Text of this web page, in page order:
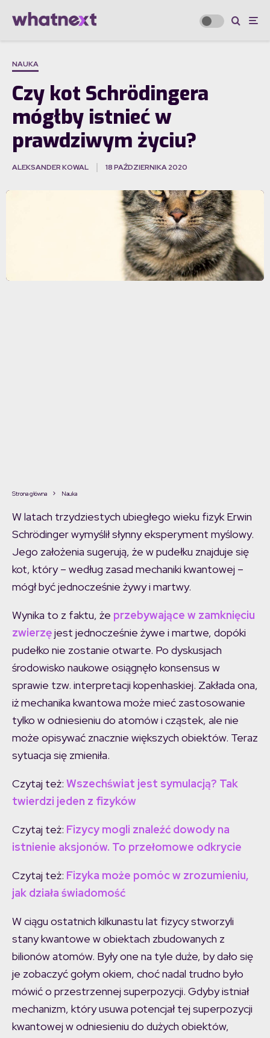
NAUKA
Czy kot Schrödingera
mógłby istnieć w
prawdziwym życiu?
ALEKSANDER KOWAL 18 PAŹDZIERNIKA 2020
Strona główna Nauka
W latach trzydziestych ubiegłego wieku fizyk Erwin
Schrödinger wymyślił słynny eksperyment myślowy.
Jego założenia sugerują, że w pudełku znajduje się
kot, który – według zasad mechaniki kwantowej –
mógł być jednocześnie żywy i martwy.
Wynika to z faktu, że przebywające w zamknięciu
zwierzęjest jednocześnie żywe i martwe, dopóki
pudełko nie zostanie otwarte. Po dyskusjach
środowisko naukowe osiągnęło konsensus w
sprawie tzw. interpretacji kopenhaskiej. Zakłada ona,
iż mechanika kwantowa może mieć zastosowanie
tylko w odniesieniu do atomów i cząstek, ale nie
może opisywać znacznie większych obiektów. Teraz
sytuacja się zmieniła.
Czytaj też: Wszechświat jest symulacją? Tak
twierdzi jeden z fizyków
Czytaj też: Fizycy mogli znaleźć dowody na
istnienie aksjonów. To przełomowe odkrycie
Czytaj też: Fizyka może pomóc w zrozumieniu,
jak działa świadomość
W ciągu ostatnich kilkunastu lat fizycy stworzyli
stany kwantowe w obiektach zbudowanych z
bilionów atomów. Były one na tyle duże, by dało się
je zobaczyć gołym okiem, choć nadal trudno było
mówić o przestrzennej superpozycji. Gdyby istniał
mechanizm, który usuwa potencjał tej superpozycji
kwantowej w odniesieniu do dużych obiektów,